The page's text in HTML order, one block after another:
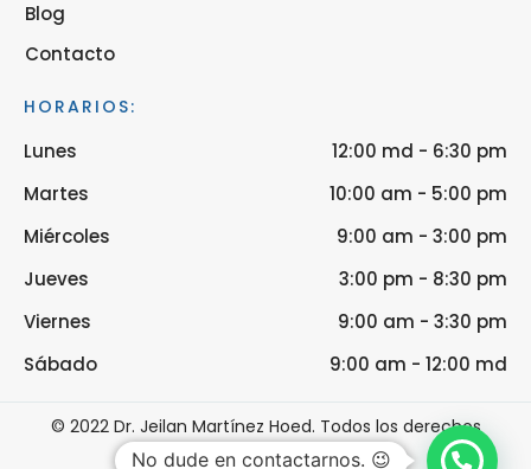
Blog
Contacto
HORARIOS:
Lunes
12:00 md - 6:30 pm
Martes
10:00 am - 5:00 pm
Miércoles
9:00 am - 3:00 pm
Jueves
3:00 pm - 8:30 pm
Viernes
9:00 am - 3:30 pm
Sábado
9:00 am - 12:00 md
© 2022 Dr. Jeilan Martínez Hoed. Todos los derechos
reservados.
No dude en contactarnos. 😉